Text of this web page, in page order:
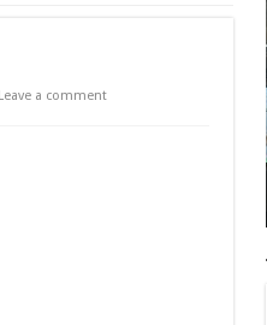
Leave a comment